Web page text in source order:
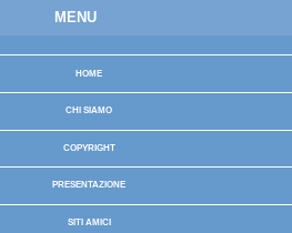
MENU
HOME
CHI SIAMO
COPYRIGHT
PRESENTAZIONE
SITI AMICI